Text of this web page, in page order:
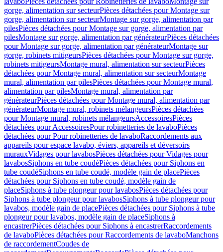
gorge, alimentation sur secteurPièces détachées pour Montage sur
gorge, alimentation sur secteurMontage sur gorge, alimentation par
pilesPièces détachées pour Montage sur gorge, alimentation par
pilesMontage sur gorge, alimentation par générateurPièces détachées
pour Montage sur gorge, alimentation par générateurMontage sur
gorge, robinets mitigeursPièces détachées pour Montage sur gorge,
robinets mitigeursMontage mural, alimentation sur secteurPièces
détachées pour Montage mural, alimentation sur secteurMontage
mural, alimentation par pilesPièces détachées pour Montage mural,
alimentation par pilesMontage mural, alimentation par
générateurPièces détachées pour Montage mural, alimentation par
générateurMontage mural, robinets mélangeursPièces détachées
pour Montage mural, robinets mélangeursAccessoiresPièces
détachées pour AccessoiresPour robinetteries de lavaboPièces
détachées pour Pour robinetteries de lavaboRaccordements aux
appareils pour espace lavabo, éviers, appareils et déversoirs
murauxVidages pour lavabosPièces détachées pour Vidages pour
lavabosSiphons en tube coudéPièces détachées pour Siphons en
tube coudéSiphons en tube coudé, modèle gain de placePièces
détachées pour Siphons en tube coudé, modèle gain de
placeSiphons à tube plongeur pour lavabosPièces détachées pour
Siphons à tube plongeur pour lavabosSiphons à tube plongeur pour
lavabos, modèle gain de placePièces détachées pour Siphons à tube
plongeur pour lavabos, modèle gain de placeSiphons à
encastrerPièces détachées pour Siphons à encastrerRaccordements
de lavaboPièces détachées pour Raccordements de lavaboManchons
de raccordementCoudes de